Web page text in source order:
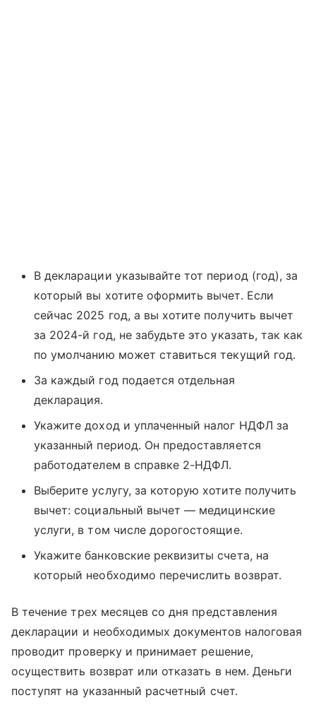
В декларации указывайте тот период (год), за
который вы хотите оформить вычет. Если
сейчас 2025 год, а вы хотите получить вычет
за 2024-й год, не забудьте это указать, так как
по умолчанию может ставиться текущий год.
За каждый год подается отдельная
декларация.
Укажите доход и уплаченный налог НДФЛ за
указанный период. Он предоставляется
работодателем в справке 2-НДФЛ.
Выберите услугу, за которую хотите получить
вычет: социальный вычет — медицинские
услуги, в том числе дорогостоящие.
Укажите банковские реквизиты счета, на
который необходимо перечислить возврат.
В течение трех месяцев со дня представления
декларации и необходимых документов налоговая
проводит проверку и принимает решение,
осуществить возврат или отказать в нем. Деньги
поступят на указанный расчетный счет.